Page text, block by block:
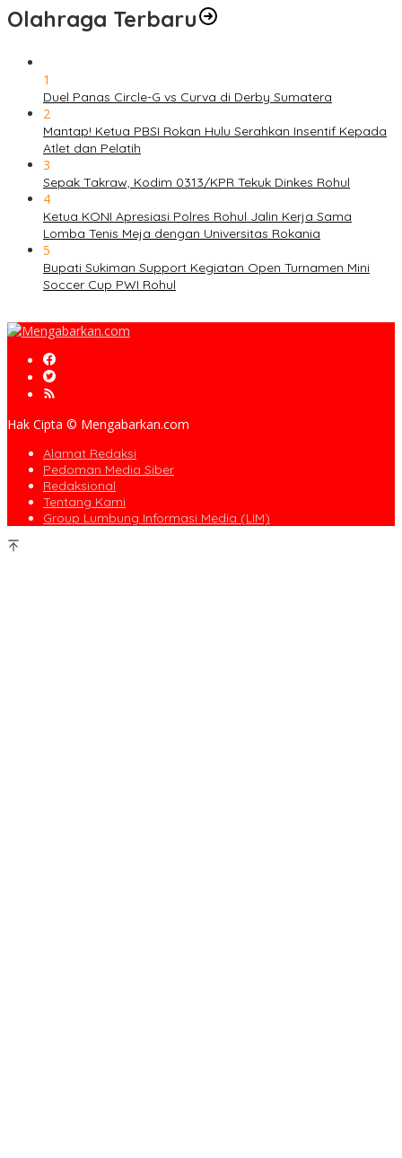
Olahraga Terbaru
1
Duel Panas Circle-G vs Curva di Derby Sumatera
2
Mantap! Ketua PBSI Rokan Hulu Serahkan Insentif Kepada
Atlet dan Pelatih
3
Sepak Takraw, Kodim 0313/KPR Tekuk Dinkes Rohul
4
Ketua KONI Apresiasi Polres Rohul Jalin Kerja Sama
Lomba Tenis Meja dengan Universitas Rokania
5
Bupati Sukiman Support Kegiatan Open Turnamen Mini
Soccer Cup PWI Rohul
Hak Cipta © Mengabarkan.com
Alamat Redaksi
Pedoman Media Siber
Redaksional
Tentang Kami
Group Lumbung Informasi Media (LIM)